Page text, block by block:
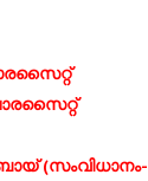
(സംവിധാനം-